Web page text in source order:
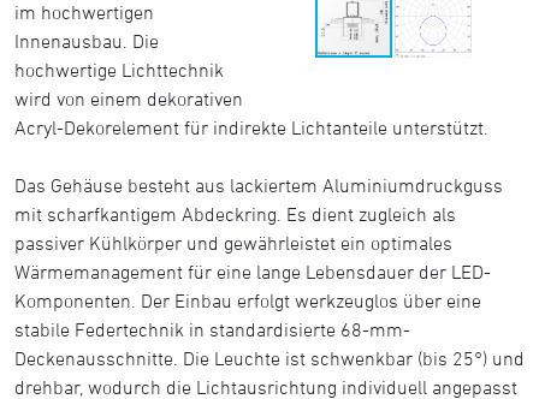
im hochwertigen
Innenausbau. Die
hochwertige Lichttechnik
wird von einem dekorativen
Acryl-Dekorelement für indirekte Lichtanteile unterstützt.
Das Gehäuse besteht aus lackiertem Aluminiumdruckguss
mit scharfkantigem Abdeckring. Es dient zugleich als
passiver Kühlkörper und gewährleistet ein optimales
Wärmemanagement für eine lange Lebensdauer der LED-
Komponenten. Der Einbau erfolgt werkzeuglos über eine
stabile Federtechnik in standardisierte 68-mm-
Deckenausschnitte. Die Leuchte ist schwenkbar (bis 25°) und
drehbar, wodurch die Lichtausrichtung individuell angepasst